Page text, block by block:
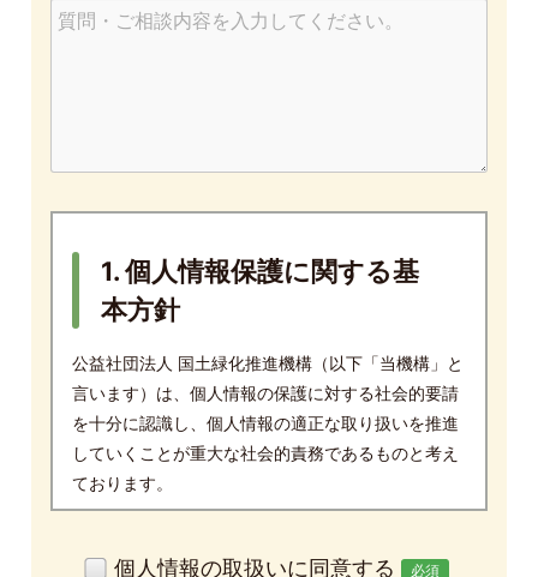
1. 個人情報保護に関する基
本方針
公益社団法人 国土緑化推進機構（以下「当機構」と
言います）は、個人情報の保護に対する社会的要請
を十分に認識し、個人情報の適正な取り扱いを推進
していくことが重大な社会的責務であるものと考え
ております。
個人情報の取扱いに同意する 必須